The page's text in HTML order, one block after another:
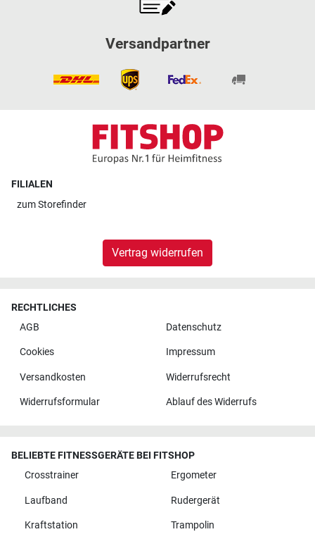
Versandpartner
FILIALEN
zumStorefinder
Vertrag widerrufen
RECHTLICHES
AGB
Datenschutz
Cookies Impressum
Versandkosten Widerrufsrecht
Widerrufsformular Ablauf des Widerrufs
BELIEBTE FITNESSGERÄTE BEI FITSHOP
Crosstrainer
Ergometer
Laufband Rudergerät
Kraftstation Trampolin